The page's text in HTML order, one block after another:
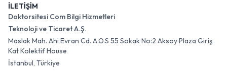
İLETİŞİM
Doktorsitesi Com Bilgi Hizmetleri
Teknoloji ve Ticaret A.Ş.
Maslak Mah. Ahi Evran Cd. A.O.S 55 Sokak No:2 Aksoy Plaza Giriş
Kat Kolektif House
İstanbul, Türkiye